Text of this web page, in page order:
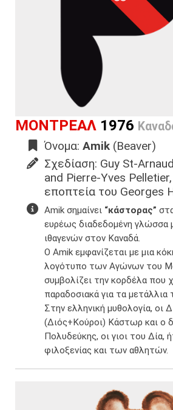
ΜΟΝΤΡΕΑΛ 1976
Όνομα: Amik(Beaver)
Σχεδίαση: Guy St-
and Pierre-Yves
εποπτεία του Georges
Amik σημαίνει “κάστορας”
ευρέως διαδεδομένη γλώσσα
ιθαγενών στον Καναδά.
Ο Amik εμφανίζεται με μια
λογότυπο των Αγώνων του
συμβολίζει την κορδέλα που
παραδοσιακά για τα μετάλλια
Στην ελληνική μυθολογία, οι
(Διός+Κούροι) Κάστωρ και ο
Πολυδεύκης, οι γιοι του Δία,
φιλοξενίας και των αθλητών.